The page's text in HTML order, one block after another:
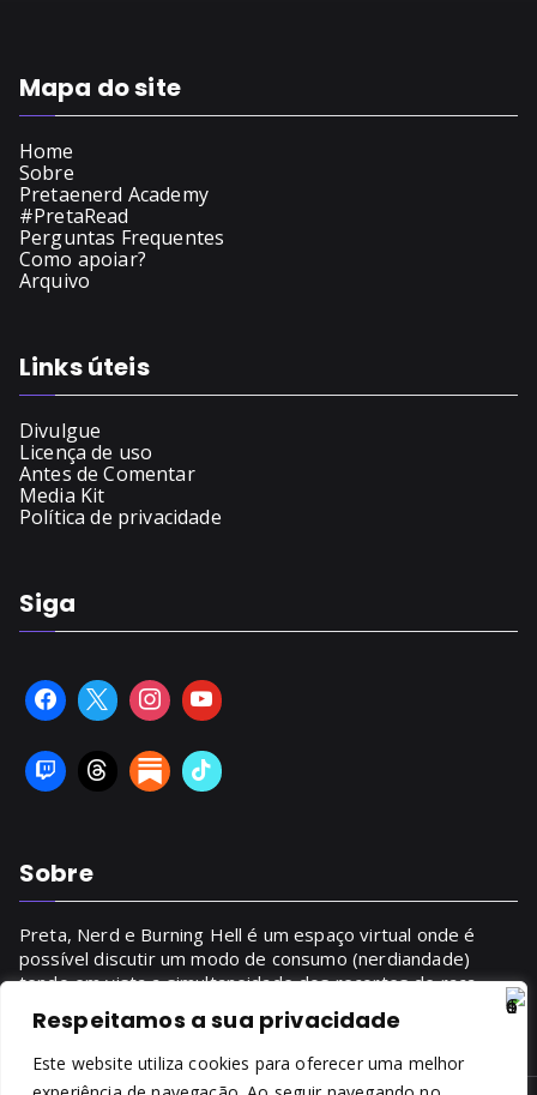
Respeitamos a sua privacidade
Este website utiliza cookies para oferecer uma melhor
Mapa do site
Home
Sobre
Pretaenerd Academy
#PretaRead
Perguntas Frequentes
Como apoiar?
Arquivo
Links úteis
Divulgue
Licença de uso
Antes de Comentar
Media Kit
Política de privacidade
Siga
Sobre
Preta, Nerd e Burning Hell é um espaço virtual onde é
possível discutir um modo de consumo (nerdiandade)
tendo em vista a simultaneidade dos recortes de raça,
gênero, classe.
SAIBA MAIS